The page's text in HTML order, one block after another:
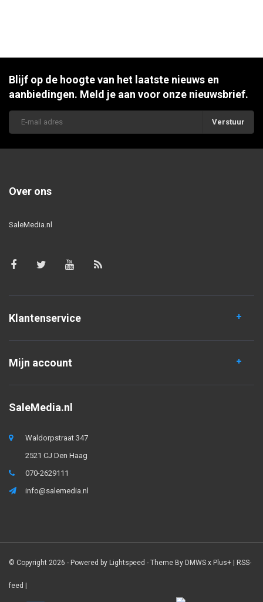
Blijf op de hoogte van het laatste nieuws en
aanbiedingen. Meld je aan voor onze nieuwsbrief.
Verstuur
Over ons
SaleMedia.nl
Klantenservice
Mijn account
SaleMedia.nl
Waldorpstraat 347
2521 CJ Den Haag
070-2629111
info@salemedia.nl
© Copyright 2026 - Powered by Lightspeed - Theme By DMWS x Plus+ | RSS-
feed |